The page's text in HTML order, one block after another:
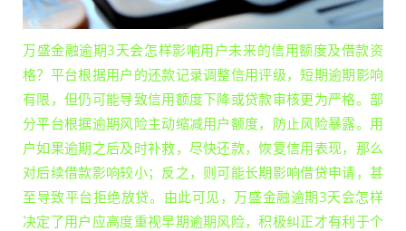
万盛金融逾期3天会怎样影响用户未来的信用额度及借款资
格？平台根据用户的还款记录调整信用评级，短期逾期影响
有限，但仍可能导致信用额度下降或贷款审核更为严格。部
分平台根据逾期风险主动缩减用户额度，防止风险暴露。用
户如果逾期之后及时补救，尽快还款，恢复信用表现，那么
对后续借款影响较小；反之，则可能长期影响借贷申请，甚
至导致平台拒绝放贷。由此可见，万盛金融逾期3天会怎样
决定了用户应高度重视早期逾期风险，积极纠正才有利于个